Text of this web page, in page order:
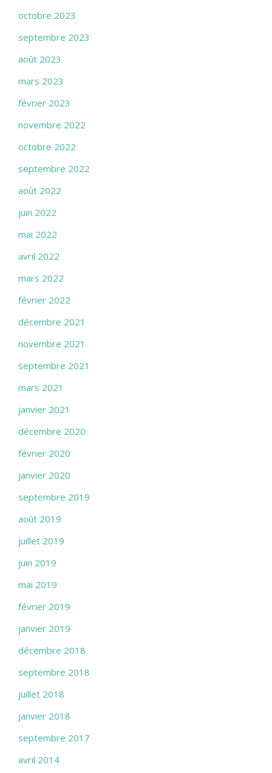
octobre 2023
septembre 2023
août 2023
mars 2023
février 2023
novembre 2022
octobre 2022
septembre 2022
août 2022
juin 2022
mai 2022
avril 2022
mars 2022
février 2022
décembre 2021
novembre 2021
septembre 2021
mars 2021
janvier 2021
décembre 2020
février 2020
janvier 2020
septembre 2019
août 2019
juillet 2019
juin 2019
mai 2019
février 2019
janvier 2019
décembre 2018
septembre 2018
juillet 2018
janvier 2018
septembre 2017
avril 2014